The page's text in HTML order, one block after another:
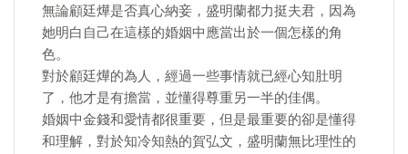
無論顧廷燁是否真心納妾，盛明蘭都力挺夫君，因為
她明白自己在這樣的婚姻中應當出於一個怎樣的角
色。
對於顧廷燁的為人，經過一些事情就已經心知肚明
了，他才是有擔當，並懂得尊重另一半的佳偶。
婚姻中金錢和愛情都很重要，但是最重要的卻是懂得
和理解，對於知冷知熱的賀弘文，盛明蘭無比理性的